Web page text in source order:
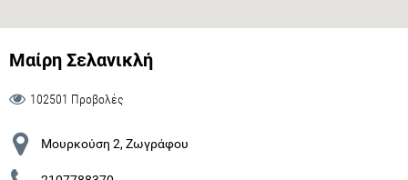
Μαίρη Σελανικλή
102501 Προβολές
Μουρκούση 2, Ζωγράφου